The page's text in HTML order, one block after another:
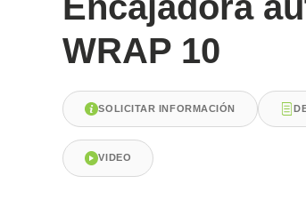
WRAP 10
SOLICITAR INFORMACIÓN
VIDEO